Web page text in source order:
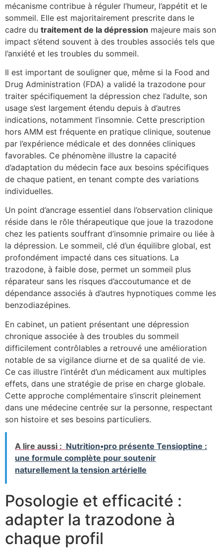
mécanisme contribue à réguler l’humeur, l’appétit et le
sommeil. Elle est majoritairement prescrite dans le
cadre du traitement de la dépression majeure mais son
impact s’étend souvent à des troubles associés tels que
l’anxiété et les troubles du sommeil.
Il est important de souligner que, même si la Food and
Drug Administration (FDA) a validé la trazodone pour
traiter spécifiquement la dépression chez l’adulte, son
usage s’est largement étendu depuis à d’autres
indications, notamment l’insomnie. Cette prescription
hors AMM est fréquente en pratique clinique, soutenue
par l’expérience médicale et des données cliniques
favorables. Ce phénomène illustre la capacité
d’adaptation du médecin face aux besoins spécifiques
de chaque patient, en tenant compte des variations
individuelles.
Un point d’ancrage essentiel dans l’observation clinique
réside dans le rôle thérapeutique que joue la trazodone
chez les patients souffrant d’insomnie primaire ou liée à
la dépression. Le sommeil, clé d’un équilibre global, est
profondément impacté dans ces situations. La
trazodone, à faible dose, permet un sommeil plus
réparateur sans les risques d’accoutumance et de
dépendance associés à d’autres hypnotiques comme les
benzodiazépines.
En cabinet, un patient présentant une dépression
chronique associée à des troubles du sommeil
difficilement contrôlables a retrouvé une amélioration
notable de sa vigilance diurne et de sa qualité de vie.
Ce cas illustre l’intérêt d’un médicament aux multiples
effets, dans une stratégie de prise en charge globale.
Cette approche complémentaire s’inscrit pleinement
dans une médecine centrée sur la personne, respectant
son histoire et ses besoins particuliers.
A lire aussi : Nutrition•pro présente Tensioptine :
une formule complète pour soutenir
naturellement la tension artérielle
Posologie et efficacité :
adapter la trazodone à
chaque profil